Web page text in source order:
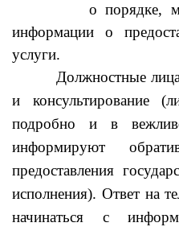
о порядке,
информации о
услуги.
Должностные лица,
и консультирование
подробно и в
информируют
предоставления
исполнения). Ответ на
начинаться с